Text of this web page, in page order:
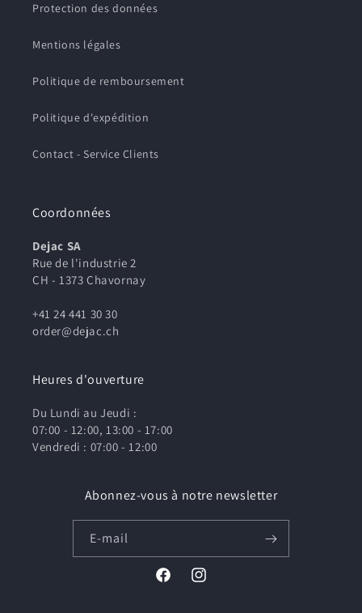
Protection des données
Mentions légales
Politique de remboursement
Politique d'expédition
Contact - Service Clients
Coordonnées
Dejac SA
Rue de l'industrie 2
CH - 1373 Chavornay
+41 24 441 30 30
order@dejac.ch
Heures d'ouverture
Du Lundi au Jeudi :
07:00 - 12:00, 13:00 - 17:00
Vendredi : 07:00 - 12:00
Abonnez-vous à notre newsletter
E-mail
FacebookInstagram